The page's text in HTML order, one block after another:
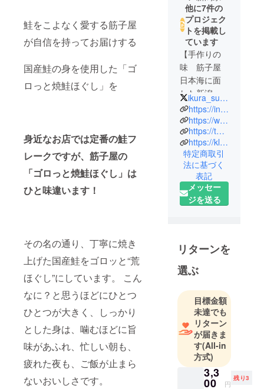
鮭をこよなく愛する筋子屋
が自信を持ってお届けする
国産鮭の身を使用した「ゴ
ロっと焼鮭ほぐし」を
身近なお店では定番の鮭フ
レークですが、筋子屋の
「ゴロっと焼鮭ほぐし」は
ひと味違います！
その名の通り、丁寧に焼き
上げた国産鮭をゴロッと“荒
ほぐし”にしています。 こん
なに？と思うほどにひとつ
ひとつが大きく、しっかり
とした身は、噛むほどに旨
味があふれ、忙しい朝も、
疲れた夜も、ご飯が止まら
ないおいしさです。
他に7件の
プロジェク
トを掲載し
ています
【手作りの
味 筋子屋
日本海に面
した新潟県
村上市】
失われた筋
子屋の味を
残したい。
消えてし
まったあの
名店の思い
市にある7年
前に廃業し
た「筋子
屋」を復活
させたい！
その味わい
は地元民か
ら愛され続
け、歴史あ
る筋子屋を
家業として
ikura_sudico195
https://instagram.com/ikura.sudico_195?igshid=YmMyMTA2M2Y=
https://www.sudico195.com/
https://twitter.com/ikura_sudico195
https://kli.jp/f/mqVm/
特定商取引
法に基づく
表記
メッセー
ジを送る
リターンを
選ぶ
目標金額
未達でも
リターン
が届きま
す(All-in
方式)
3,3
00 円
残り3